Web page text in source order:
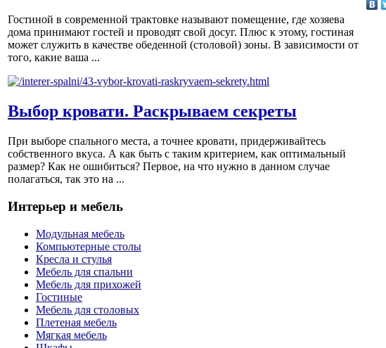
Гостиной в современной трактовке называют помещение, где хозяева
дома принимают гостей и проводят свой досуг. Плюс к этому, гостиная
может служить в качестве обеденной (столовой) зоны. В зависимости от
того, какие ваша ...
Выбор кровати. Раскрываем секреты
При выборе спального места, а точнее кровати, придерживайтесь
собственного вкуса. А как быть с таким критерием, как оптимальный
размер? Как не ошибиться? Первое, на что нужно в данном случае
полагаться, так это на ...
Интерьер и мебель
Модульная мебель
Компьютерные столы
Кресла и стулья
Мебель для спальни
Мебель для прихожей
Гостиные
Мебель для столовых
Плетеная мебель
Мягкая мебель